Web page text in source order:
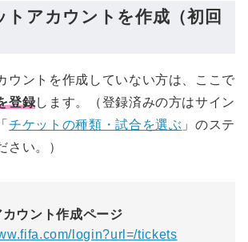
トアカウントを作成（初回
ウントを作成していない方は、ここで
登録します。（登録済みの方はサイン
チケットの種類・試合を選ぶ 」のステ
さい。）
カウント作成ページ
login?url=/tickets